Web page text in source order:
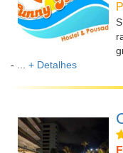
- ... + Detalhes